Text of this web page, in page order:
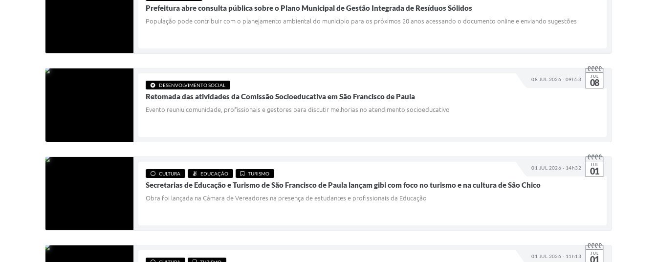
Prefeitura abre consulta pública sobre o Plano Municipal de Gestão Integrada de Resíduos Sólidos
População pode contribuir com o planejamento ambiental do município para os próximos 20 anos acessando o documento online e enviando sugestões
08 JUL 2026 - 09h53 JUL
08
DESENVOLVIMENTO SOCIAL
Retomada das atividades da Comissão Socioeducativa em São Francisco de Paula
Evento reuniu comunidade, profissionais e gestores para discutir melhorias no atendimento socioeducativo
01 JUL 2026 - 14h32 JUL
01
CULTURA EDUCAÇÃO TURISMO
Secretarias de Educação e Turismo de São Francisco de Paula lançam gibi com foco no turismo e na cultura de São Chico
Obra foi lançada na Câmara de Vereadores na presença de estudantes e profissionais da Educação
01 JUL 2026 - 11h13 JUL
01